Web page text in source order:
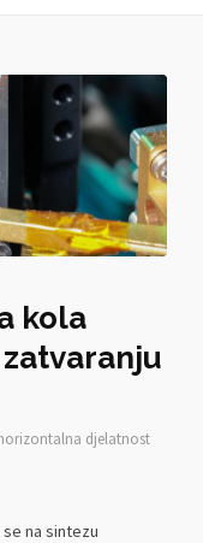
kola
djelatnost
na sintezu